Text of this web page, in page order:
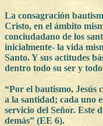
La consagración
Cristo, en el ámbito
conciudadano de los
inicialmente- la vida
Santo. Y sus actitudes
dentro todo su ser y
“Por el bautismo, Jesús
a la santidad; cada uno
servicio del Señor. Este
demás” (EE 6).